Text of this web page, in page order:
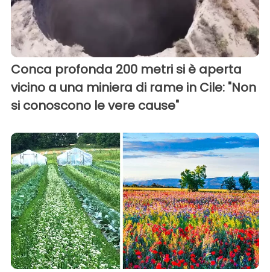
Conca profonda 200 metri si è aperta
vicino a una miniera di rame in Cile: "Non
si conoscono le vere cause"